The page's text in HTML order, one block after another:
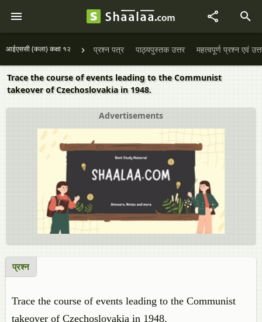
आईएससी (कला) कक्षा १२ प्रश्न पत्र पाठ्यपुस्तक उत्तर महत्वपूर्ण प्रश्न एवं
Trace the course of events leading to the Communist
takeover of Czechoslovakia in 1948.
Advertisements
प्रश्न
Trace the course of events leading to the Communist
takeover of Czechoslovakia in 1948.